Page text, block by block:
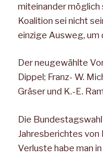
miteinander möglich
Koalition sei nicht
einzige Ausweg, um
Der neugewählte
Dippel; Franz- W.
Gräser und K.-E.
Die
Jahresberichtes von
Verluste habe man